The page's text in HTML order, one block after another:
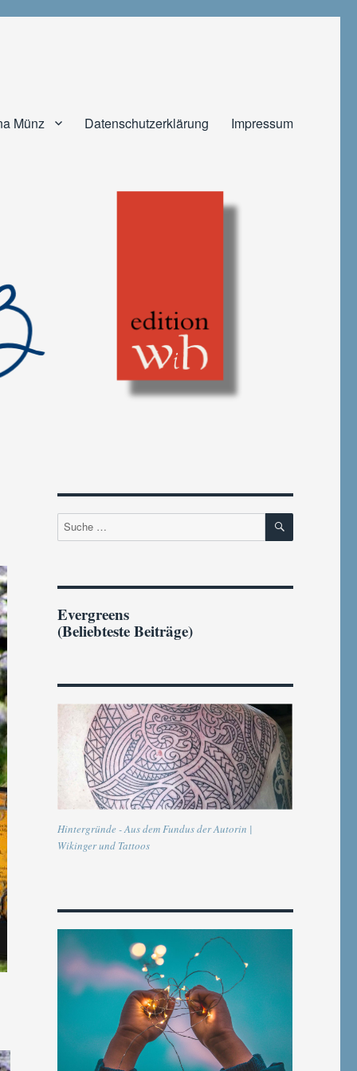
Münz Datenschutzerklärung Impressum
Suche
nach:
SUCHEN
Evergreens
(Beliebteste Beiträge)
Hintergründe - Aus dem Fundus der Autorin |
Wikinger und Tattoos